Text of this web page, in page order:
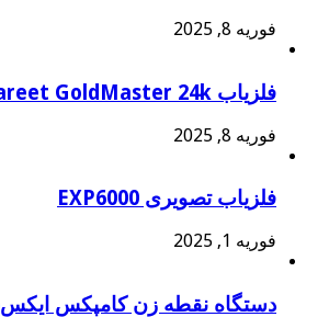
فوریه 8, 2025
فلزیاب Gareet GoldMaster 24k
فوریه 8, 2025
فلزیاب تصویری EXP6000
فوریه 1, 2025
دستگاه نقطه زن کامپکس ایکس5